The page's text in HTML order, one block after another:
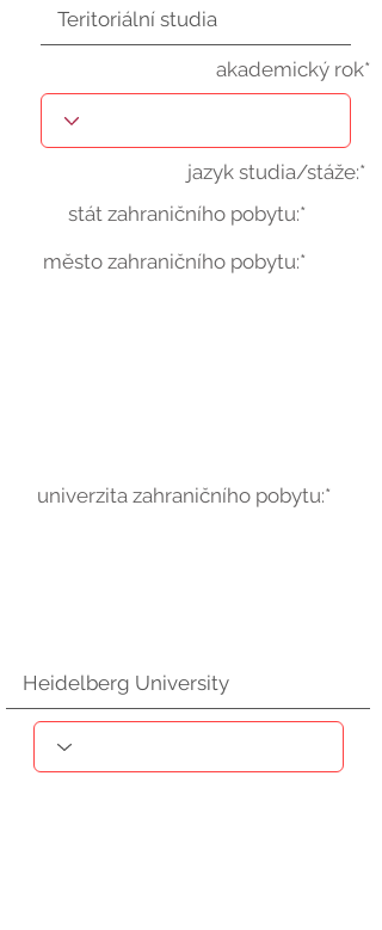
akademický rok*
jazyk studia/stáže:*
stát zahraničního pobytu:*
město zahraničního pobytu:*
univerzita zahraničního pobytu:*